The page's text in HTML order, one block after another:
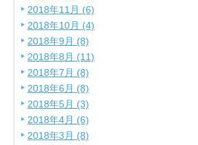
2018年11月 (6)
2018年10月 (4)
2018年9月 (8)
2018年8月 (11)
2018年7月 (8)
2018年6月 (8)
2018年5月 (3)
2018年4月 (6)
2018年3月 (8)